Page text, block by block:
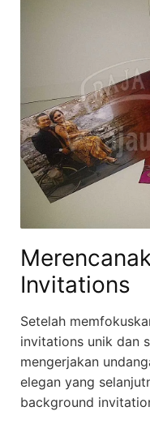
Invitations
Setelah
invitations unik dan
mengerjakan
elegan yang
background